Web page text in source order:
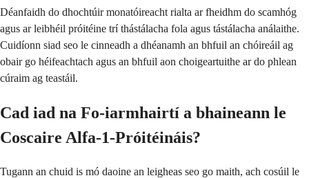
Déanfaidh do dhochtúir monatóireacht rialta ar fheidhm do scamhóg
agus ar leibhéil próitéine trí thástálacha fola agus tástálacha análaithe.
Cuidíonn siad seo le cinneadh a dhéanamh an bhfuil an chóireáil ag
obair go héifeachtach agus an bhfuil aon choigeartuithe ar do phlean
cúraim ag teastáil.
Cad iad na Fo-iarmhairtí a bhaineann le
Coscaire Alfa-1-Próitéináis?
Tugann an chuid is mó daoine an leigheas seo go maith, ach cosúil le